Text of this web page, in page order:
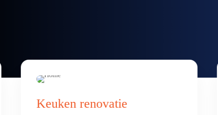
Badkamer & toilet